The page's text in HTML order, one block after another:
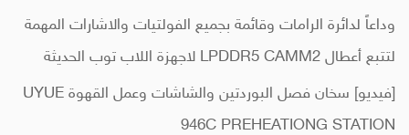
وداعاً لدائرة الرامات وقائمة بجميع الفولتيات والاشارات المهمة
لتتبع أعطال LPDDR5 CAMM2 لاجهزة اللاب توب الحديثة
[فيديو] سخان فصل البوردتين والشاشات وعمل القهوة UYUE
946C PREHEATIONG STATION